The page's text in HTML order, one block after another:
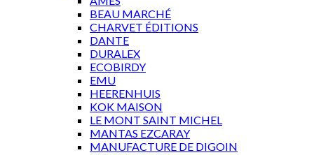
BEAU MARCHÉ
CHARVET ÉDITIONS
DANTE
DURALEX
ECOBIRDY
EMU
HEERENHUIS
KOK MAISON
LE MONT SAINT MICHEL
MANTAS EZCARAY
MANUFACTURE DE DIGOIN